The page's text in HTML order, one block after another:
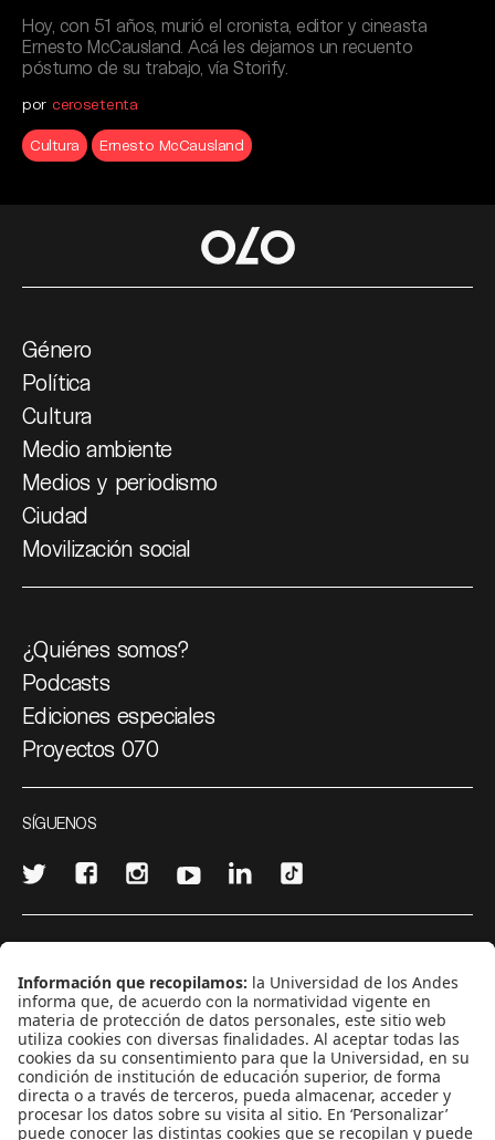
Hoy, con 51 años, murió el cronista, editor y cineasta
Ernesto McCausland. Acá les dejamos un recuento
póstumo de su trabajo, vía Storify.
por cerosetenta
Cultura Ernesto McCausland
Género
Política
Cultura
Medio ambiente
Medios y periodismo
Ciudad
Movilización social
¿Quiénes somos?
Podcasts
Ediciones especiales
Proyectos 070
SÍGUENOS
CONTÁCTANOS
cerosetenta@uniandes.edu.co
BOGOTÁ, COLOMBIA